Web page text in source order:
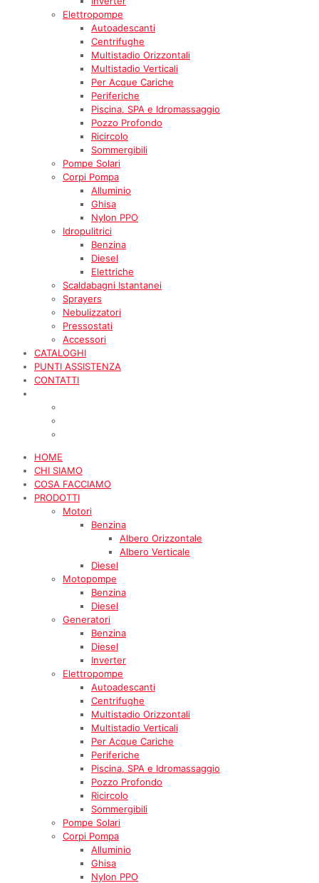
Elettropompe
Autoadescanti
Centrifughe
Multistadio Orizzontali
Multistadio Verticali
Per Acque Cariche
Periferiche
Piscina, SPA e Idromassaggio
Pozzo Profondo
Ricircolo
Sommergibili
Pompe Solari
Corpi Pompa
Alluminio
Ghisa
Nylon PPO
Idropulitrici
Benzina
Diesel
Elettriche
Scaldabagni Istantanei
Sprayers
Nebulizzatori
Pressostati
Accessori
CATALOGHI
PUNTI ASSISTENZA
CONTATTI
HOME
CHI SIAMO
COSA FACCIAMO
PRODOTTI
Motori
Benzina
Albero Orizzontale
Albero Verticale
Diesel
Motopompe
Benzina
Diesel
Generatori
Benzina
Diesel
Inverter
Elettropompe
Autoadescanti
Centrifughe
Multistadio Orizzontali
Multistadio Verticali
Per Acque Cariche
Periferiche
Piscina, SPA e Idromassaggio
Pozzo Profondo
Ricircolo
Sommergibili
Pompe Solari
Corpi Pompa
Alluminio
Ghisa
Nylon PPO